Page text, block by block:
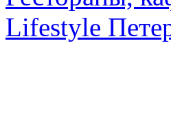
Lifestyle